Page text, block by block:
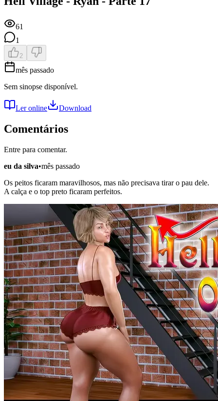
61
1
2
mês passado
Sem sinopse disponível.
Ler online Download
Comentários
Entre para comentar.
eu da silva•mês passado
Os peitos ficaram maravilhosos, mas não precisava tirar o pau dele.
A calça e o top preto ficaram perfeitos.